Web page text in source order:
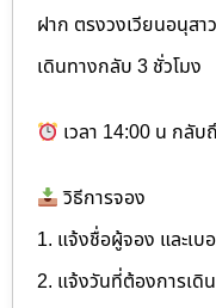
ฝาก ตรงวงเวียนอนุส
เดินทางกลับ 3 ชั่วโมง
เวลา 14:00 น กลั
วิธีการจอง
1. แจ้งชื่อผู้จอง และเบ
2. แจ้งวันที่ต้องการเดิ